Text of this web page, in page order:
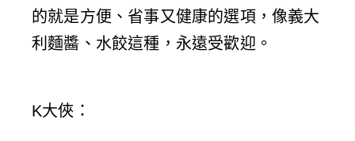
的就是方便、省事又健康的選項，像義大
利麵醬、水餃這種，永遠受歡迎。
K大俠 ：